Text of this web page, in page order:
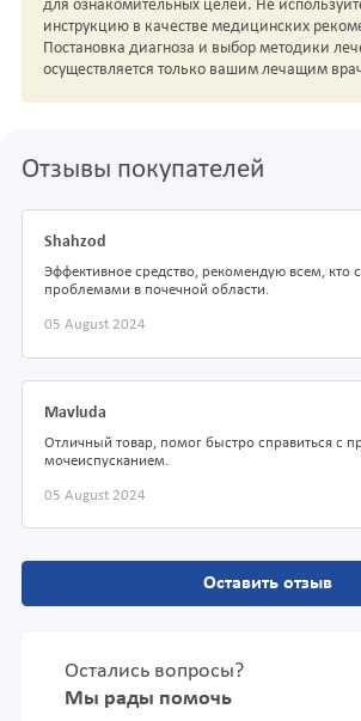
для ознакомительных целей. Не
инструкцию в качестве медицинских
Постановка диагноза и выбор методики
осуществляется только вашим лечащим
Отзывы покупателей
Shahzod
Эффективное средство, рекомендую всем, кто
проблемами в почечной области.
05 August 2024
Mavluda
Отличный товар, помог быстро справиться с
мочеиспусканием.
05 August 2024
Оставить отзыв
Остались вопросы?
Мы рады помочь